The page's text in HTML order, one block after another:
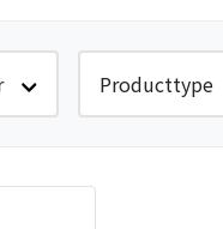
Producttype